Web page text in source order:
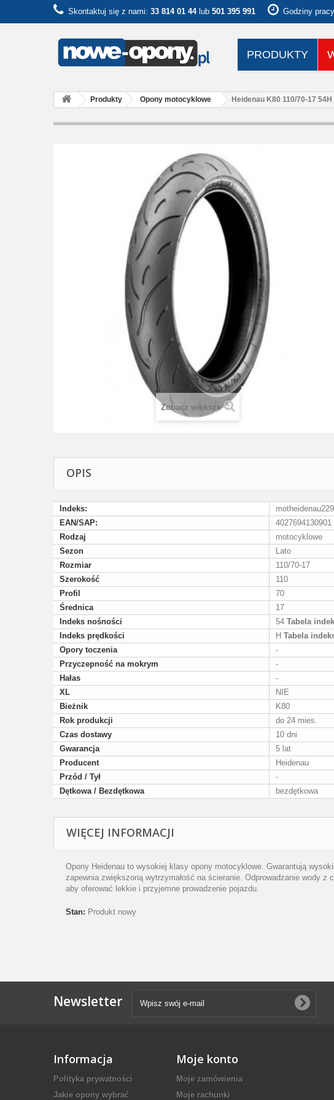
Skontaktuj się z nami: 33 814 01 44lub 501 395 991 Godziny pracy
PRODUKTY
Produkty Opony motocyklowe Heidenau K80 110/70-17 54H
Zobacz większe
OPIS
Indeks:
motheidenau229
EAN/SAP:
4027694130901
Rodzaj
motocyklowe
Sezon
Lato
Rozmiar
110/70-17
Szerokość
110
Profil
70
Średnica
17
Indeks nośności
54 Tabela
Indeks prędkości
H Tabela
Opory toczenia
-
Przyczepność na mokrym
-
Hałas
-
XL
NIE
Bieżnik
K80
Rok produkcji
do 24 mies.
Czas dostawy
10 dni
Gwarancja
5 lat
Producent
Heidenau
Przód / Tył
-
Dętkowa / Bezdętkowa
bezdętkowa
WIĘCEJ INFORMACJI
Opony Heidenau to wysokiej klasy opony motocyklowe. Gwarantują
zapewnia zwiększoną wytrzymałość na ścieranie. Odprowadzanie wody
aby oferować lekkie i przyjemne prowadzenie pojazdu.
Stan: Produkt nowy
Newsletter
Informacja
Polityka prywatności
Jakie opony wybrać
Moje konto
Moje zamówienia
Moje rachunki